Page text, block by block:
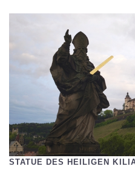
STATUE DES HEILIGEN